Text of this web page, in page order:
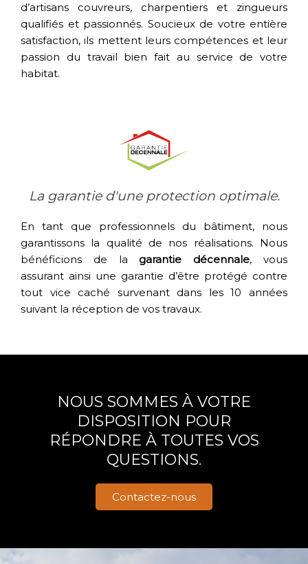
d’artisans couvreurs, charpentiers et zingueurs
qualifiés et passionnés. Soucieux de votre entière
satisfaction, ils mettent leurs compétences et leur
passion du travail bien fait au service de votre
habitat.
La garantie d'une protection optimale.
En tant que professionnels du bâtiment, nous
garantissons la qualité de nos réalisations. Nous
bénéficions de lagarantie décennale, vous
assurant ainsi une garantie d’être protégé contre
tout vice caché survenant dans les 10 années
suivant la réception de vos travaux.
NOUS SOMMES À VOTRE
DISPOSITION POUR
RÉPONDRE À TOUTES VOS
QUESTIONS.
Contactez-nous